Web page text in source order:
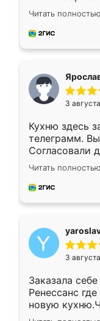
короткие
для замера
предложил по
Читать полностью
3
Кухню здесь
телеграмм.
Согласовали
недели кухня
довольны
мебель за
Читать полностью
3
Заказала
Ренессанс
новую
вполне